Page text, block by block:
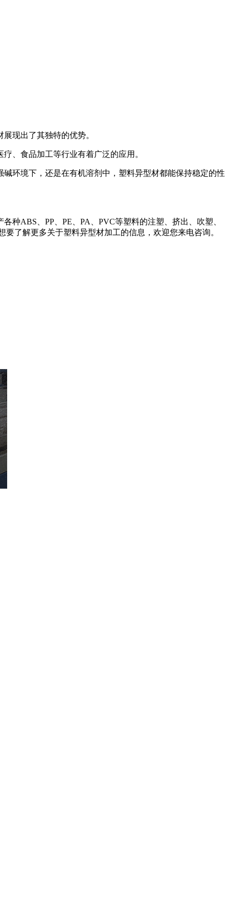
现出了其独特的优势。
、食品加工等行业有着广泛的应用。
环境下，还是在有机溶剂中，塑料异型材都能保持稳定的性
ABS、PP、PE、PA、PVC等塑料的注塑、挤出、吹塑、
了解更多关于塑料异型材加工的信息，欢迎您来电咨询。